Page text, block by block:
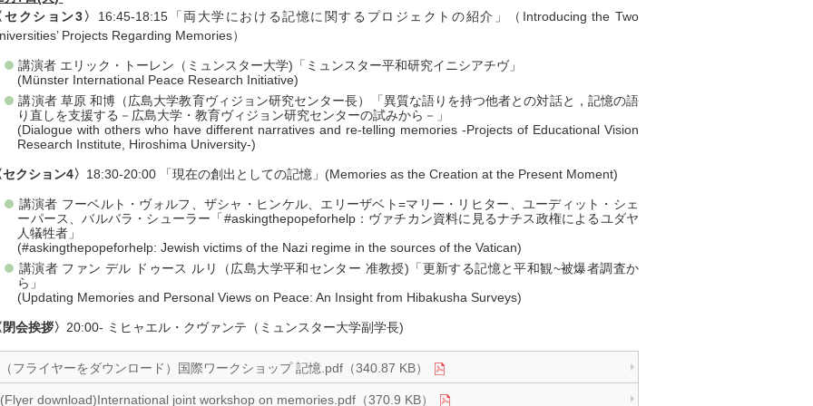
セクション3〉 16:45-18:15「両大学における記憶に関するプロジェクトの紹介」（Introducing the Two
Projects Regarding Memories）
講演者 エリック・トーレン（ミュンスター大学)「ミュンスター平和研究イニシアチヴ」
(Münster International Peace Research Initiative)
講演者 草原 和博（広島大学教育ヴィジョン研究センター長）「異質な語りを持つ他者との対話と，記憶の語
り直しを支援する－広島大学・教育ヴィジョン研究センターの試みから－」
(Dialogue with others who have different narratives and re-telling memories -Projects of Educational Vision
Research Institute, Hiroshima University-)
クション4〉 18:30-20:00 「現在の創出としての記憶」(Memories as the Creation at the Present Moment)
講演者 フーベルト・ヴォルフ、ザシャ・ヒンケル、エリーザベト=マリー・リヒター、ユーディット・シェ
ーパース、バルバラ・シューラー「#askingthepopeforhelp：ヴァチカン資料に見るナチス政権によるユダヤ
人犠牲者」
(#askingthepopeforhelp: Jewish victims of the Nazi regime in the sources of the Vatican)
講演者 ファン デル ドゥース ルリ（広島大学平和センター 准教授)「更新する記憶と平和観~被爆者調査か
ら」
(Updating Memories and Personal Views on Peace: An Insight from Hibakusha Surveys)
会挨拶〉 20:00- ミヒャエル・クヴァンテ（ミュンスター大学副学長)
（フライヤーをダウンロード）国際ワークショップ 記憶.pdf（340.87 KB）
(Flyer download)International joint workshop on memories.pdf（370.9 KB）